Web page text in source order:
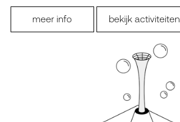
meer info bekijk activiteiten